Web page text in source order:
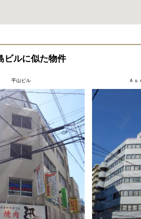
ビルに似た物件
平山ビル Ａｕ